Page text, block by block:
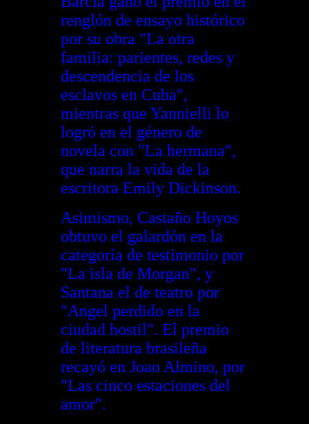
renglón de ensayo histórico
por su obra "La otra
familia: parientes, redes y
descendencia de los
esclavos en Cuba",
mientras que Yannielli lo
logró en el género de
novela con "La hermana",
que narra la vida de la
escritora Emily Dickinson.
Asimismo, Castaño Hoyos
obtuvo el galardón en la
categoría de testimonio por
"La isla de Morgan", y
Santana el de teatro por
"Angel perdido en la
ciudad hostil". El premio
de literatura brasileña
recayó en Joao Almino, por
"Las cinco estaciones del
amor".